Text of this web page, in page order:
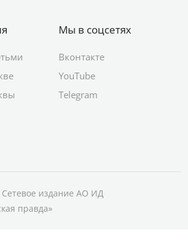
Мы в соцсетях
Вконтакте
YouTube
Telegram
издание АО ИД
правда»